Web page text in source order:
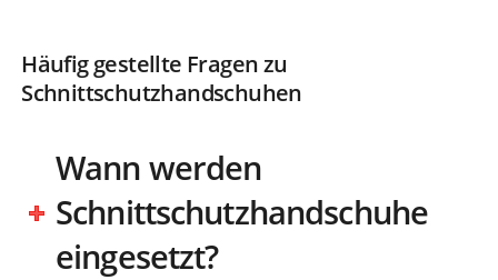
Häufig gestellte Fragen zu
Schnittschutzhandschuhen
Wann werden
Schnittschutzhandschuhe
eingesetzt?